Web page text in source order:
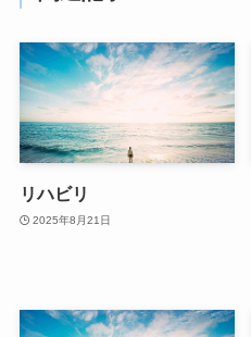
リハビリ
2025年8月21日